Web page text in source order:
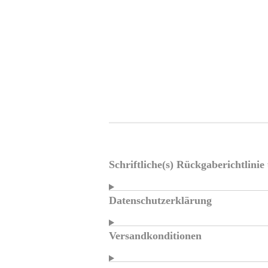
Schriftliche(s)
Datenschutzerklärung
Versandkonditionen